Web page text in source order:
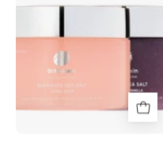
Scrub